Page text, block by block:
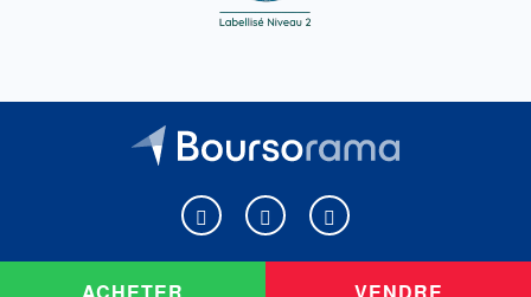
ACHETER VENDRE
Boursorama sur Facebook
Boursorama sur XBoursorama sur